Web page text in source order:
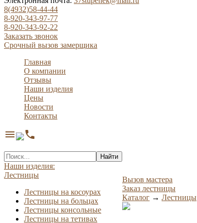
8(4932)58-44-44
8-920-343-97-77
8-920-343-92-22
Заказать звонок
Срочный вызов замерщика
Главная
О компании
Отзывы
Наши изделия
Цены
Новости
Контакты
menu phone
Найти
Наши изделия:
Лестницы
Лестницы на косоурах
Лестницы на больцах
Лестницы консольные
Лестницы на тетивах
Вызов мастера
Заказ лестницы
Каталог → Лестницы